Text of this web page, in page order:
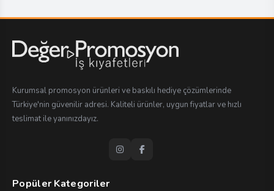
Kurumsal promosyon ürünleri ve baskılı hediye çözümlerinde
Türkiye'nin güvenilir adresi. Kaliteli ürünler, uygun fiyatlar ve hızlı
teslimat ile yanınızdayız.
Popüler Kategoriler